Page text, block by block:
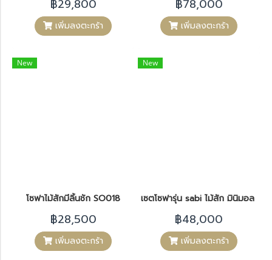
฿29,800
เพิ่มลงตะกร้า
฿78,000
เพิ่มลงตะกร้า
New
โซฟาไม้สักมีลิ้นชัก SO018
฿28,500
เพิ่มลงตะกร้า
New
เซตโซฟารุ่น sabi ไม้สัก มินิมอล
฿48,000
เพิ่มลงตะกร้า